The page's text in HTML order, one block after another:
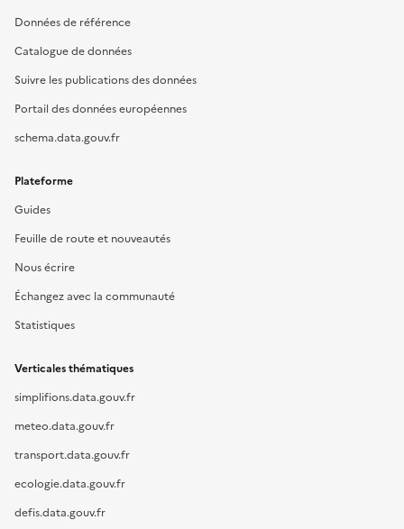
Données de référence
Catalogue de données
Suivre les publications des données
Portail des données européennes
schema.data.gouv.fr
Plateforme
Guides
Feuille de route et nouveautés
Nous écrire
Échangez avec la communauté
Statistiques
Verticales thématiques
simplifions.data.gouv.fr
meteo.data.gouv.fr
transport.data.gouv.fr
ecologie.data.gouv.fr
defis.data.gouv.fr